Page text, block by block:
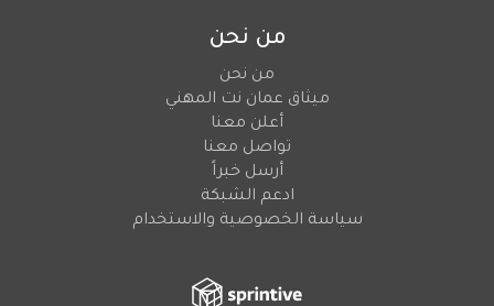
من نحن
من نحن
ميثاق عمان نت المهني
أعلن معنا
تواصل معنا
أرسل خبراً
ادعم الشبكة
سياسة الخصوصية والاستخدام